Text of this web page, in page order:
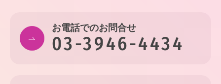
お電話でのお問合せ
03-3946-4434